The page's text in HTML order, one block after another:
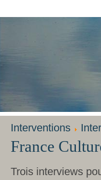
Interventions
France
Trois interviews